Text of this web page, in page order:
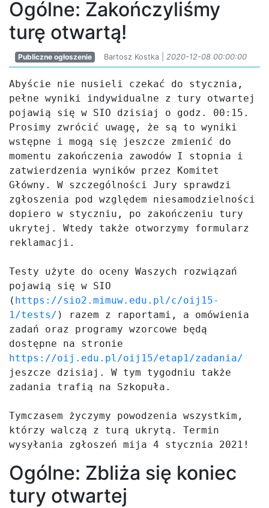
Ogólne: Zakończyliśmy
turę otwartą!
Publiczne ogłoszenie Bartosz Kostka | 2020-12-08 00:00:00
Abyście nie nusieli czekać do stycznia,
pełne wyniki indywidualne z tury otwartej
pojawią się w SIO dzisiaj o godz. 00:15.
Prosimy zwrócić uwagę, że są to wyniki
wstępne i mogą się jeszcze zmienić do
momentu zakończenia zawodów I stopnia i
zatwierdzenia wyników przez Komitet
Główny. W szczególności Jury sprawdzi
zgłoszenia pod względem niesamodzielności
dopiero w styczniu, po zakończeniu tury
ukrytej. Wtedy także otworzymy formularz
reklamacji.
Testy użyte do oceny Waszych rozwiązań
pojawią się w SIO
( https://sio2.mimuw.edu.pl/c/oij15-
1/tests/ ) razem z raportami, a omówienia
zadań oraz programy wzorcowe będą
https://oij.edu.pl/oij15/etap1/zadania/
jeszcze dzisiaj. W tym tygodniu także
zadania trafią na Szkopuła.
Tymczasem życzymy powodzenia wszystkim,
którzy walczą z turą ukrytą. Termin
wysyłania zgłoszeń mija 4 stycznia 2021!
Ogólne: Zbliża się koniec
tury otwartej